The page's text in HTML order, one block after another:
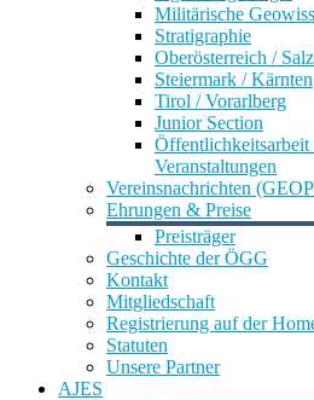
Militärische
Stratigraphie
Oberösterreich /
Steiermark / Kärnten
Tirol / Vorarlberg
Junior Section
Öffentlichkeitsarbeit
Veranstaltungen
Vereinsnachrichten
Ehrungen & Preise
Preisträger
Geschichte der ÖGG
Kontakt
Mitgliedschaft
Registrierung auf der
Statuten
Unsere Partner
AJES